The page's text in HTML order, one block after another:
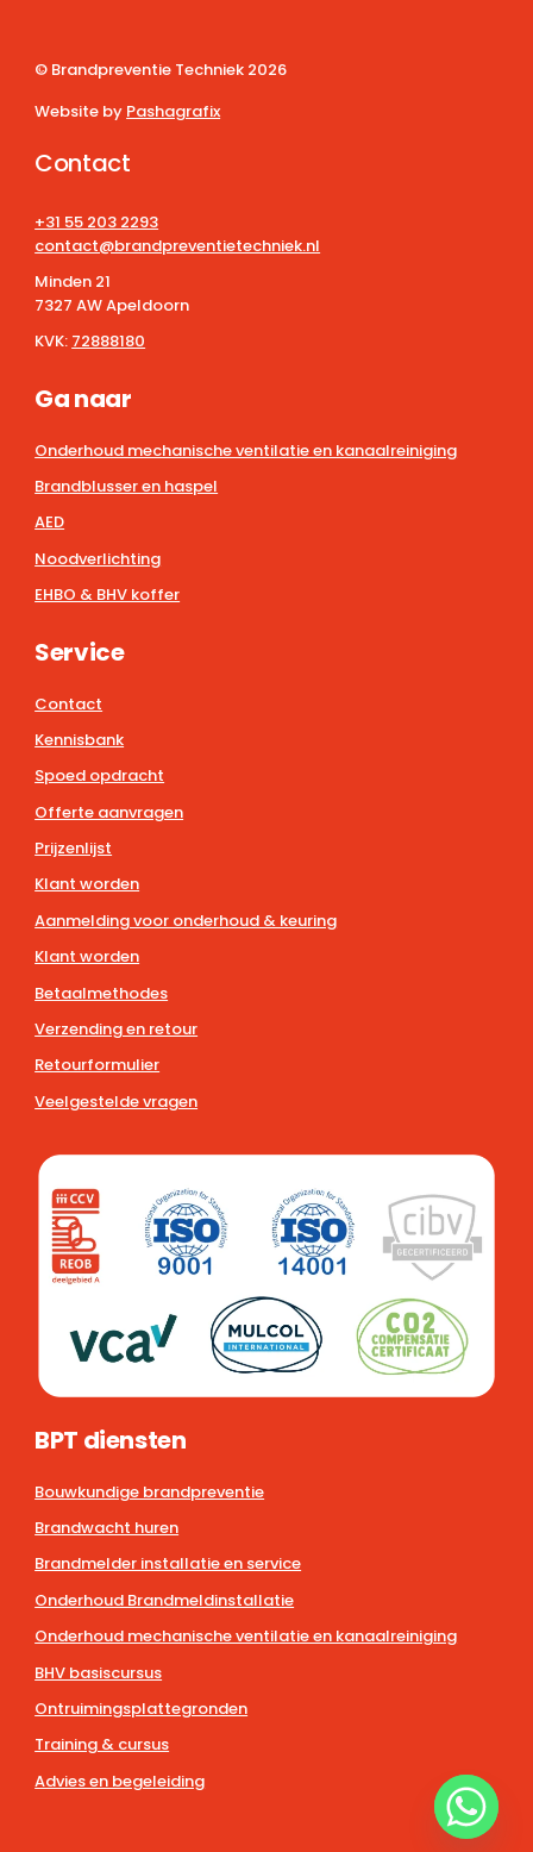
© Brandpreventie Techniek 2026
Website by Pashagrafix
Contact
+31 55 203 2293
contact@brandpreventietechniek.nl
Minden 21
7327 AW Apeldoorn
KVK: 72888180
Ga naar
Onderhoud mechanische ventilatie en kanaalreiniging
Brandblusser en haspel
AED
Noodverlichting
EHBO & BHV koffer
Service
Contact
Kennisbank
Spoed opdracht
Offerte aanvragen
Prijzenlijst
Klant worden
Aanmelding voor onderhoud & keuring
Klant worden
Betaalmethodes
Verzending en retour
Retourformulier
Veelgestelde vragen
BPT diensten
Bouwkundige brandpreventie
Brandwacht huren
Brandmelder installatie en service
Onderhoud Brandmeldinstallatie
Onderhoud mechanische ventilatie en kanaalreiniging
BHV basiscursus
Ontruimingsplattegronden
Training & cursus
Advies en begeleiding